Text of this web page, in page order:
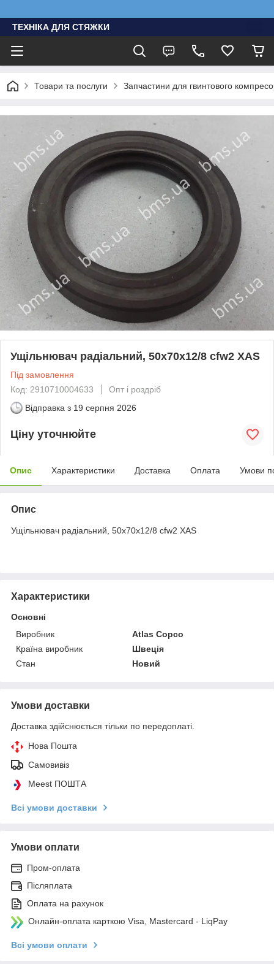
ТЕХНІКА ДЛЯ СТЯЖКИ
Товари та послуги Запчастини для гвинтового
Ущільнювач радіальний, 50х70х12/8 cfw2 XAS
Під замовлення
Код: 2910710004633
Опт і роздріб
Відправка з 19 серпня 2026
Ціну уточнюйте
Опис Характеристики Доставка Оплата Умови
Опис
Ущільнювач радіальний, 50х70х12/8 cfw2 XAS
Характеристики
Основні
Виробник
Atlas Copco
Країна виробник
Швеція
Стан
Новий
Умови доставки
Доставка здійснюється тільки по передоплаті.
Нова Пошта
Самовивіз
Meest ПОШТА
Всі умови доставки
Умови оплати
Пром-оплата
Післяплата
Оплата на рахунок
Онлайн-оплата карткою Visa, Mastercard - LiqPay
Всі умови оплати